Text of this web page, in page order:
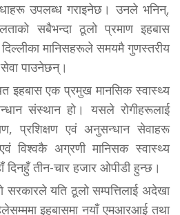
उपलब्ध गराइनेछ। उनले भनिन्,
सबैभन्दा ठूलो प्रमाण इहबास
मानिसहरूले समयमै गुणस्तरीय
पाउनेछन्।
इहबास एक प्रमुख मानसिक स्वास्थ्य
संस्थान हो। यसले रोगीहरूलाई
प्रशिक्षण एवं अनुसन्धान सेवाहरू
विश्वकै अग्रणी मानिसक स्वास्थ्य
तीन-चार हजार ओपीडी हुन्छ।
सरकारले यति ठूलो सम्पत्तिलाई अदेखा
इहबासमा नयाँ एमआरआई तथा